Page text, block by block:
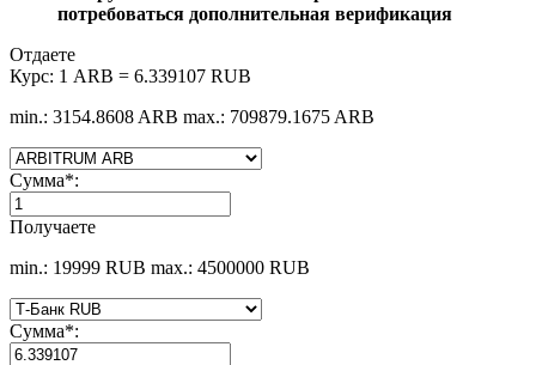
потребоваться дополнительная верификация
Отдаете
Курс: 1 ARB = 6.339107 RUB
min.: 3154.8608 ARB max.: 709879.1675 ARB
Сумма*:
Получаете
min.: 19999 RUB max.: 4500000 RUB
Сумма*: